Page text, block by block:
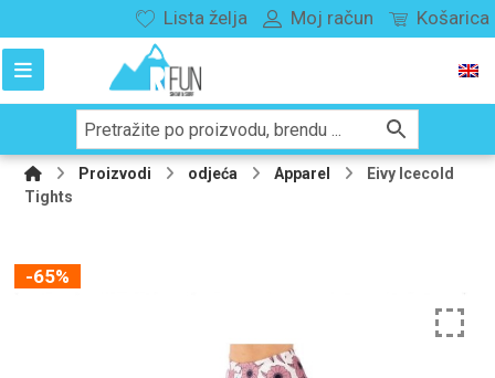
Lista želja Moj račun Košarica
Proizvodi odjeća Apparel
Eivy Icecold
Tights
-65%